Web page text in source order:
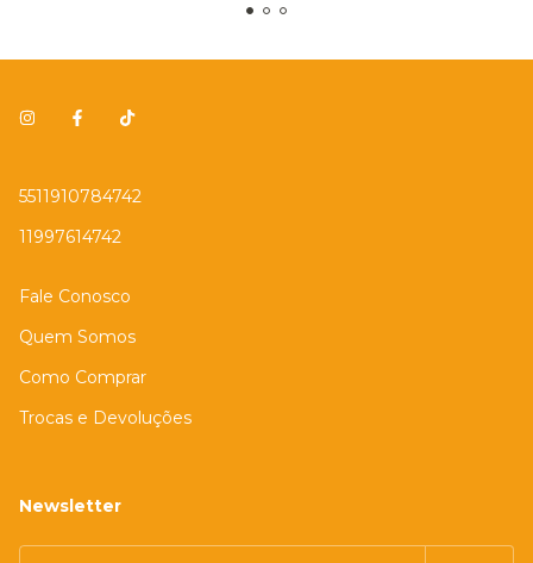
5511910784742
11997614742
Fale Conosco
Quem Somos
Como Comprar
Trocas e Devoluções
Newsletter